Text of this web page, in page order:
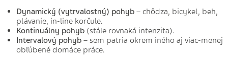
Dynamický (vytrvalostný) pohyb – chôdza, bicykel, beh,
plávanie, in-line korčule.
Kontinuálny pohyb (stále rovnaká intenzita).
Intervalový pohyb – sem patria okrem iného aj viac-menej
obľúbené domáce práce.